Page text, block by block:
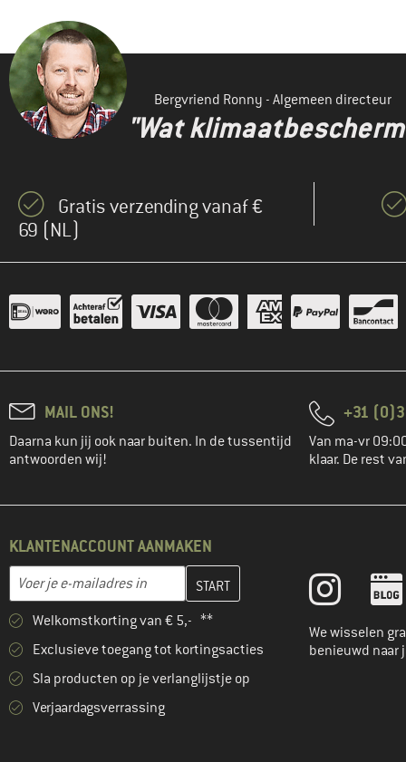
Bergvriend Ronny - Algemeen directeur
"Wat
Gratis verzending vanaf €
69 (NL)
MAIL ONS!
Daarna kun jij ook naar buiten. In de tussentijd
antwoorden wij!
+31
Van ma-vr
klaar. De rest
KLANTENACCOUNT AANMAKEN
E-mailadres
Vul je e-mailadres hier in en maak in de volgende stap je
Welkomstkorting van € 5,- **
Exclusieve toegang tot kortingsacties
Sla producten op je verlanglijstje op
Verjaardagsverrassing
We wisselen
benieuwd naar